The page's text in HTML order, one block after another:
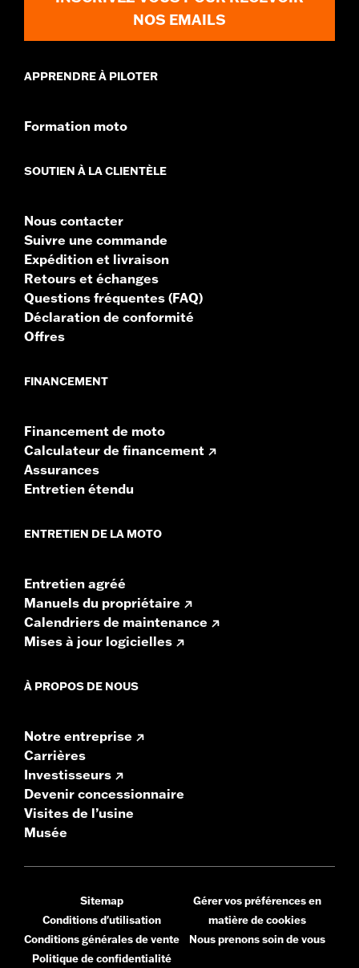
NOS EMAILS
APPRENDRE À PILOTER
Formation moto
SOUTIEN À LA CLIENTÈLE
Nous contacter
Suivre une commande
Expédition et livraison
Retours et échanges
Questions fréquentes (FAQ)
Déclaration de conformité
Offres
FINANCEMENT
Financement de moto
Calculateur de financement
Assurances
Entretien étendu
ENTRETIEN DE LA MOTO
Entretien agréé
Manuels du propriétaire
Calendriers de maintenance
Mises à jour logicielles
À PROPOS DE NOUS
Notre entreprise
Carrières
Investisseurs
Devenir concessionnaire
Visites de l’usine
Musée
Sitemap
Conditions d'utilisation
Conditions générales de vente
Politique de confidentialité
Gérer vos préférences en
matière de cookies
Nous prenons soin de vous